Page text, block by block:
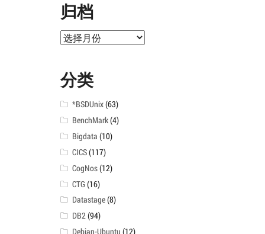
归档
归
分类
*BSDUnix(63)
BenchMark(4)
Bigdata (10)
CICS(117)
CogNos(12)
CTG(16)
Datastage(8)
DB2(94)
Debian-Ubuntu (12)